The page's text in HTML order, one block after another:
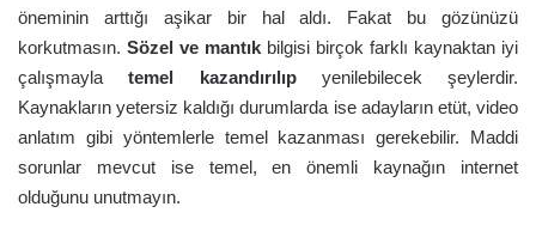
öneminin arttığı aşikar bir hal aldı. Fakat bu gözünüzü
korkutmasın. Sözel ve mantık bilgisi birçok farklı kaynaktan iyi
çalışmaylatemel kazandırılıpyenilebilecek şeylerdir.
Kaynakların yetersiz kaldığı durumlarda ise adayların etüt, video
anlatım gibi yöntemlerle temel kazanması gerekebilir. Maddi
sorunlar mevcut ise temel, en önemli kaynağın internet
olduğunu unutmayın.